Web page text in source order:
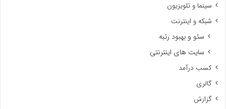
سینما و تلویزیون
شبکه و اینترنت
سئو و بهبود رتبه
سایت های اینترنتی
کسب درآمد
گالری
گزارش